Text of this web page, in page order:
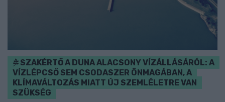
SZAKÉRTŐ A DUNA ALACSONY VÍZÁLLÁSÁRÓL: A
VÍZLÉPCSŐ SEM CSODASZER ÖNMAGÁBAN, A
KLÍMAVÁLTOZÁS MIATT ÚJ SZEMLÉLETRE VAN
SZÜKSÉG